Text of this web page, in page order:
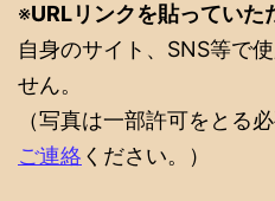
※URLリンクを貼っていた
自身のサイト、SNS等で
せん。
（写真は一部許可をとる
ご連絡 ください。）